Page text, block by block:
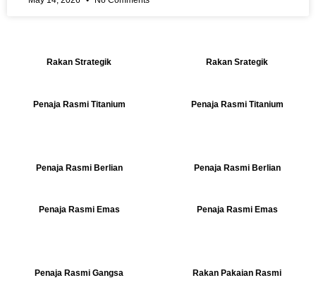
Rakan Strategik Rakan Srategik
Penaja Rasmi Titanium Penaja Rasmi Titanium
Penaja Rasmi Berlian Penaja Rasmi Berlian
Penaja Rasmi Emas Penaja Rasmi Emas
Penaja Rasmi Gangsa Rakan Pakaian Rasmi